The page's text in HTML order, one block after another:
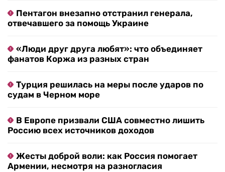
Пентагон внезапно отстранил генерала,
отвечавшего за помощь Украине
«Люди друг друга любят»: что объединяет
фанатов Коржа из разных стран
Турция решилась на меры после ударов по
судам в Черном море
В Европе призвали США совместно лишить
Россию всех источников доходов
Жесты доброй воли: как Россия помогает
Армении, несмотря на разногласия